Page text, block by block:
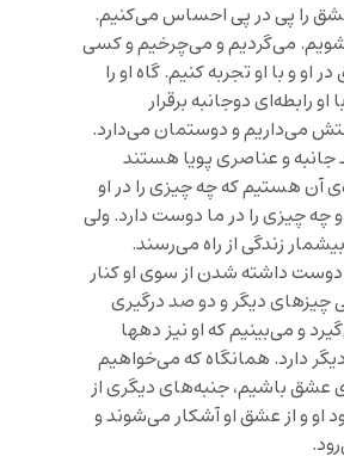
را پی در پی احساس می‌کنیم.
می‌گردیم و می‌چرخیم و کسی
او و با او تجربه کنیم. گاه او را
رابطه‌ای دوجانبه برقرار
می‌داریم و دوستمان می‌دارد.
جانبه و عناصری پویا هستند
هستیم که چه چیزی را در او
چه چیزی را در ما دوست دارد. ولی
زندگی از راه می‌رسند.
داشته شدن از سوی او کنار
دیگر و دو صد درگیری
و می‌بینیم که او نیز دهها
دارد. همانگاه که می‌خواهیم
عشق باشیم، جنبه‌های دیگری از
او و از عشق او آشکار می‌شوند و